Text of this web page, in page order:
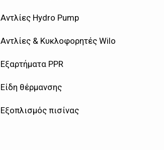
Αντλίες Hydro Pump
Αντλίες & Κυκλοφορητές Wilo
Εξαρτήματα PPR
Είδη θέρμανσης
Εξοπλισμός πισίνας